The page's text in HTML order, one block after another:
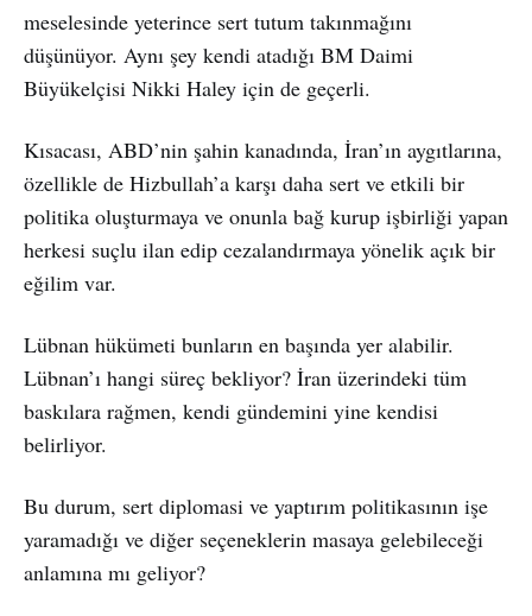
meselesinde yeterince sert tutum takınmağını
düşünüyor. Aynı şey kendi atadığı BM Daimi
Büyükelçisi Nikki Haley için de geçerli.
Kısacası, ABD’nin şahin kanadında, İran’ın aygıtlarına,
özellikle de Hizbullah’a karşı daha sert ve etkili bir
politika oluşturmaya ve onunla bağ kurup işbirliği yapan
herkesi suçlu ilan edip cezalandırmaya yönelik açık bir
eğilim var.
Lübnan hükümeti bunların en başında yer alabilir.
Lübnan’ı hangi süreç bekliyor? İran üzerindeki tüm
baskılara rağmen, kendi gündemini yine kendisi
belirliyor.
Bu durum, sert diplomasi ve yaptırım politikasının işe
yaramadığı ve diğer seçeneklerin masaya gelebileceği
anlamına mı geliyor?